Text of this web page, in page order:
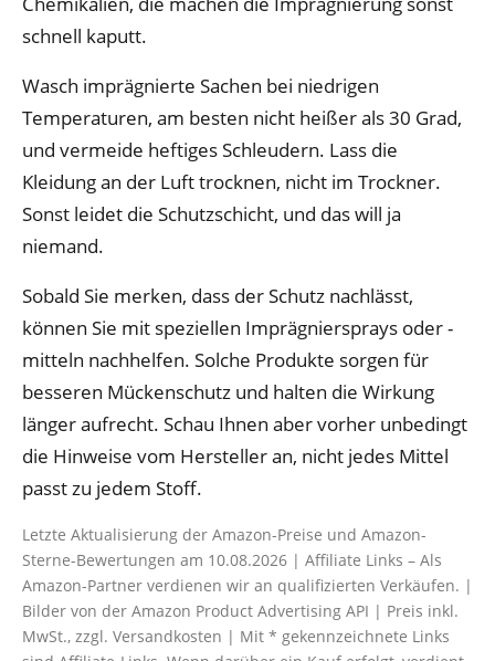
schnell kaputt.
Wasch imprägnierte Sachen bei niedrigen
Temperaturen, am besten nicht heißer als 30 Grad,
und vermeide heftiges Schleudern. Lass die
Kleidung an der Luft trocknen, nicht im Trockner.
Sonst leidet die Schutzschicht, und das will ja
niemand.
Sobald Sie merken, dass der Schutz nachlässt,
können Sie mit speziellen Imprägniersprays oder -
mitteln nachhelfen. Solche Produkte sorgen für
besseren Mückenschutz und halten die Wirkung
länger aufrecht. Schau Ihnen aber vorher unbedingt
die Hinweise vom Hersteller an, nicht jedes Mittel
passt zu jedem Stoff.
Letzte Aktualisierung der Amazon-Preise und Amazon-
Sterne-Bewertungen am 10.08.2026 | Affiliate Links – Als
Amazon-Partner verdienen wir an qualifizierten Verkäufen. |
Bilder von der Amazon Product Advertising API | Preis inkl.
MwSt., zzgl. Versandkosten | Mit * gekennzeichnete Links